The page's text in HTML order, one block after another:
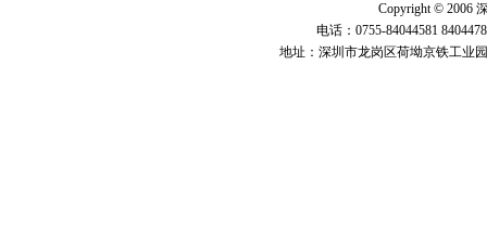
Copyright © 2006
电话：0755-84044581
地址：深圳市龙岗区荷坳京铁工